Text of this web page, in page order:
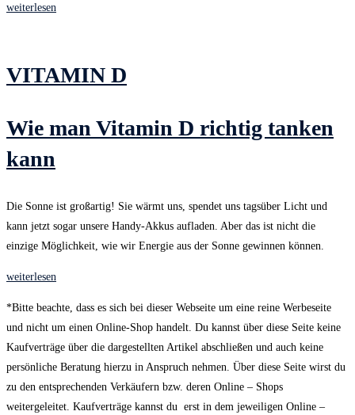
weiterlesen
VITAMIN D
Wie man Vitamin D richtig tanken
kann
Die Sonne ist großartig! Sie wärmt uns, spendet uns tagsüber Licht und
kann jetzt sogar unsere Handy-Akkus aufladen. Aber das ist nicht die
einzige Möglichkeit, wie wir Energie aus der Sonne gewinnen können.
weiterlesen
*Bitte beachte, dass es sich bei dieser Webseite um eine reine Werbeseite
und nicht um einen Online-Shop handelt. Du kannst über diese Seite keine
Kaufverträge über die dargestellten Artikel abschließen und auch keine
persönliche Beratung hierzu in Anspruch nehmen. Über diese Seite wirst du
zu den entsprechenden Verkäufern bzw. deren Online – Shops
weitergeleitet. Kaufverträge kannst du erst in dem jeweiligen Online –